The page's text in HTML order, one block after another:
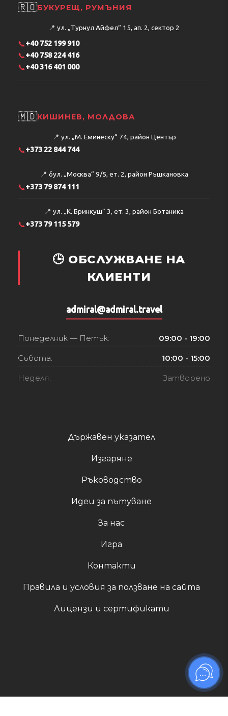
Държавен указател
Изгаряне
Ръководство
Идеи за пътуване
За нас
Игра
Контакти
Правила и условия за ползване на сайта
Лицензи и сертификати
🇷🇴БУКУРЕЩ, РУМЪНИЯ
📍 ул. „Турнул Айфел“ 15, ап. 2, сектор 2
📞+40 752 199 910
📞+40 758 224 416
📞+40 316 401 000
🇲🇩КИШИНЕВ, МОЛДОВА
📍 ул. „М. Еминеску“ 74, район Център
📞+373 22 844 744
📍 бул. „Москва“ 9/5, ет. 2, район Ръшкановка
📞+373 79 874 111
📍 ул. „К. Бринкуш“ 3, ет. 3, район Ботаника
📞+373 79 115 579
🕒 ОБСЛУЖВАНЕ НА
КЛИЕНТИ
admiral@admiral.travel
Понеделник — Петък: 09:00 - 19:00
Събота: 10:00 - 15:00
Неделя: Затворено